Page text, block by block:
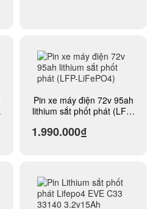
Pin xe máy điện 72v 95ah
lithium sắt phốt phát (LFP-
1.990.000₫